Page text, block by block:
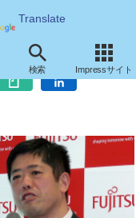
Translate
検索 Impressサイト
通がSIの今後を語る